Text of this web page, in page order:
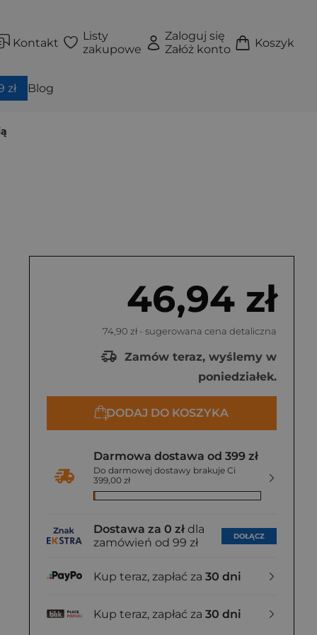
Kontakt
Listy
zakupowe
Zaloguj się
Załóż konto
Koszyk
zł Blog
46,94 zł
74,90 zł - sugerowana cena detaliczna
Zamów teraz, wyślemy w
poniedziałek.
DODAJ DO KOSZYKA
Darmowa dostawa od 399 zł
Do darmowej dostawy brakuje Ci
399,00 zł
Dostawa za 0 zł dla
zamówień od 99 zł
DOŁĄCZ
Kup teraz, zapłać za 30 dni
Kup teraz, zapłać za 30 dni